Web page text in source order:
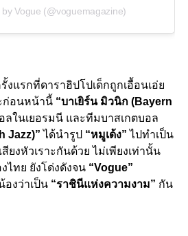
Vogue (@voguemagazine)
งแรกที่ดาราฮิปโปเด็กถูกเอื้อนเอ่ย
ก่อนหน้านี้ “บาเยิร์น มิวนิก (Bayern
ลในเยอรมนี และทีมบาสเกตบอล
Jazz)” ได้นำรูป “หมูเด้ง” ไปทำเป็น
ยงหัวเราะกันด้วย ไม่เพียงเท่านั้น
ไทย ยังโด่งดังจน “Vogue”
งว่าเป็น“ราชินีแห่งความงาม” กัน